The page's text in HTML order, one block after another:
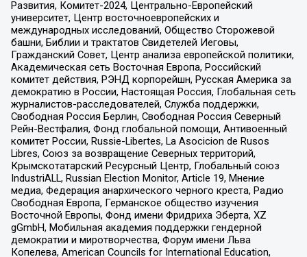
Развития, Комитет-2024, Центрально-Европейский
университет, Центр восточноевропейских и
международных исследований, Общество Сторожевой
башни, Библии и трактатов Свидетелей Иеговы,
Гражданский Совет, Центр анализа европейской политики,
Академическая сеть Восточная Европа, Российский
комитет действия, РЭНД корпорейшн, Русская Америка за
демократию в России, Настоящая Россия, Глобальная сеть
журналистов-расследователей, Служба поддержки,
Свободная Россия Берлин, Свободная Россия Северный
Рейн-Вестфалия, Фонд глобальной помощи, Антивоенный
комитет России, Russie-Libertes, La Asocicion de Rusos
Libres, Союз за возвращение Северных территорий,
Крымскотатарский Ресурсный Центр, Глобальный союз
IndustriALL, Russian Election Monitor, Article 19, Мнение
медиа, Федерация анархического черного креста, Радио
Свободная Европа, Германское общество изучения
Восточной Европы, Фонд имени Фридриха Эберта, XZ
gGmbH, Мобильная академия поддержки гендерной
демократии и миротворчества, Форум имени Льва
Копелева, American Councils for International Education,